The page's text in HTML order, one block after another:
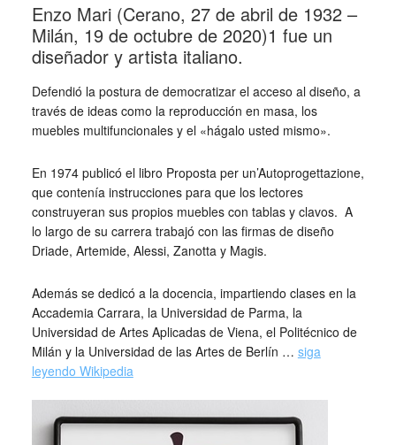
Enzo Mari (Cerano, 27 de abril de 1932 –
Milán, 19 de octubre de 2020)1​ fue un
diseñador y artista italiano.
Defendió la postura de democratizar el acceso al diseño, a
través de ideas como la reproducción en masa, los
muebles multifuncionales y el «hágalo usted mismo».
En 1974 publicó el libro Proposta per un’Autoprogettazione,
que contenía instrucciones para que los lectores
construyeran sus propios muebles con tablas y clavos.​ A
lo largo de su carrera trabajó con las firmas de diseño
Driade, Artemide, Alessi, Zanotta y Magis.
Además se dedicó a la docencia, impartiendo clases en la
Accademia Carrara, la Universidad de Parma, la
Universidad de Artes Aplicadas de Viena, el Politécnico de
Milán y la Universidad de las Artes de Berlín … siga
leyendo Wikipedia